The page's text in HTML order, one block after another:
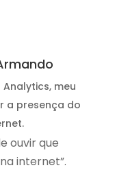
meu
a presença do
ouvir que
internet”.